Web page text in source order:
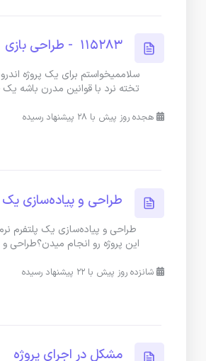
115283 - طراحی بازی
سلاممیخواستم برای یک پروژه
تخته نرد با قوانین مدرن باشه
هجده روز پیش با 28 پیشنهاد رسیده
طراحی و پیاده‌سازی یک
این پروژه رو انجام میدن؟طراحی
شانزده روز پیش با 22 پیشنهاد رسیده
مشکل در اجرای پروژه